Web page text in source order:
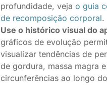
profundidade, veja o guia
de recomposição corporal.
Use o histórico visual do
gráficos de evolução
visualizar tendências de
de gordura, massa magra e
circunferências ao longo